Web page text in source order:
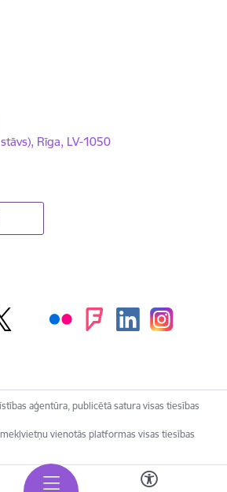
Rīga, LV-1050
aģentūra, publicētā satura visas tiesības
vienotās platformas visas tiesības